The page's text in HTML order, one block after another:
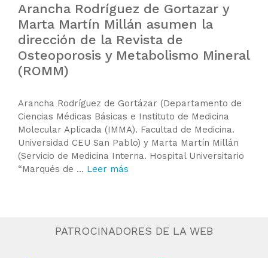
Arancha Rodríguez de Gortazar y
Marta Martín Millán asumen la
dirección de la Revista de
Osteoporosis y Metabolismo Mineral
(ROMM)
Arancha Rodríguez de Gortázar (Departamento de
Ciencias Médicas Básicas e Instituto de Medicina
Molecular Aplicada (IMMA). Facultad de Medicina.
Universidad CEU San Pablo) y Marta Martín Millán
(Servicio de Medicina Interna. Hospital Universitario
“Marqués de … Leer más
PATROCINADORES DE LA WEB